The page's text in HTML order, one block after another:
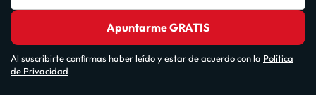
Apuntarme GRATIS
Al suscribirte confirmas haber leído y estar de acuerdo con la Política
de Privacidad